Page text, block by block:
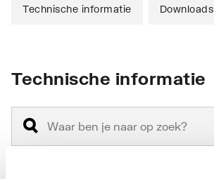
Technische informatie Downloads
Technische informatie